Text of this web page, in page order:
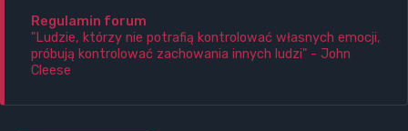
Regulamin forum
"Ludzie, którzy nie potrafią kontrolować własnych emocji,
próbują kontrolować zachowania innych ludzi" - John
Cleese